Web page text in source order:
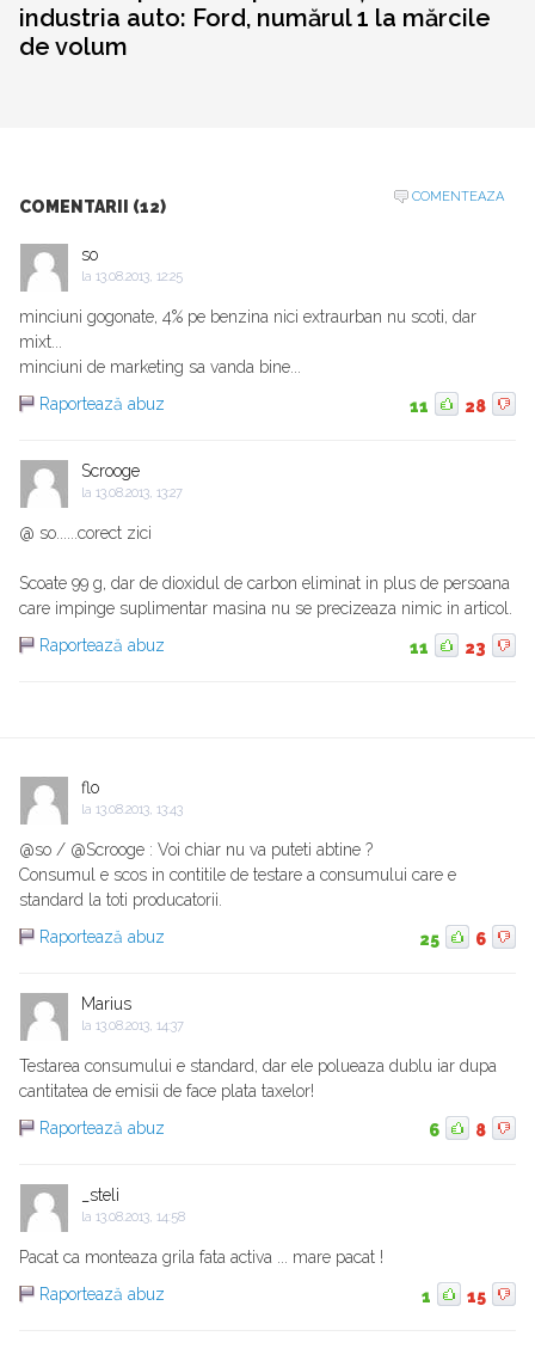
industria auto: Ford, numărul 1 la mărcile
de volum
COMENTARII (12)
COMENTEAZA
so
la 13.08.2013, 12:25
minciuni gogonate, 4% pe benzina nici extraurban nu scoti, dar
mixt...
minciuni de marketing sa vanda bine...
Raportează abuz
11 28
Scrooge
la 13.08.2013, 13:27
@ so......corect zici
Scoate 99 g, dar de dioxidul de carbon eliminat in plus de persoana
care impinge suplimentar masina nu se precizeaza nimic in articol.
Raportează abuz
11 23
flo
la 13.08.2013, 13:43
@so / @Scrooge : Voi chiar nu va puteti abtine ?
Consumul e scos in contitile de testare a consumului care e
standard la toti producatorii.
Raportează abuz
25 6
Marius
la 13.08.2013, 14:37
Testarea consumului e standard, dar ele polueaza dublu iar dupa
cantitatea de emisii de face plata taxelor!
Raportează abuz
6 8
_steli
la 13.08.2013, 14:58
Pacat ca monteaza grila fata activa ... mare pacat !
Raportează abuz
1 15